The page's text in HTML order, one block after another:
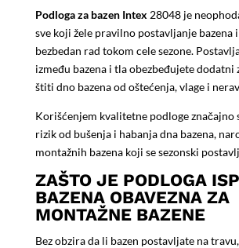
Podloga za bazen Intex 28048 je
sve koji žele pravilno postavljanje bazena
bezbedan rad tokom cele sezone.
između bazena i tla obezbeđujete
štiti dno bazena od oštećenja, vlage i
Korišćenjem kvalitetne podloge značajno
rizik od bušenja i habanja dna bazena,
montažnih bazena koji se sezonski
ZAŠTO JE PODLOGA
BAZENA OBAVEZNA ZA
MONTAŽNE BAZENE
Bez obzira da li bazen postavljate na